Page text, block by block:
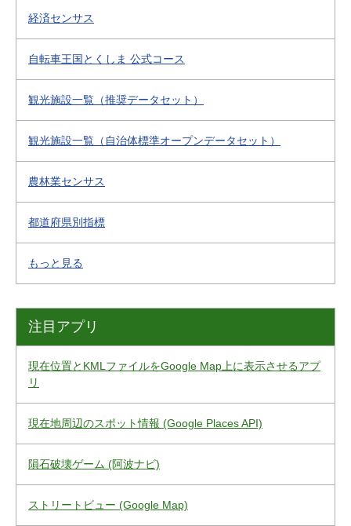
経済センサス
自転車王国とくしま 公式コース
観光施設一覧（推奨データセット）
観光施設一覧（自治体標準オープンデータセット）
農林業センサス
都道府県別指標
もっと見る
注目アプリ
現在位置とKMLファイルをGoogle Map上に表示させるアプ
リ
現在地周辺のスポット情報 (Google Places API)
隕石破壊ゲーム (阿波ナビ)
ストリートビュー (Google Map)